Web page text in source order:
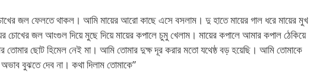
জল ফেলতে থাকল। আমি মায়ের আরো কাছে এসে বসলাম। দু হাতে মায়ের গাল ধরে মায়ের মুখ
চোখের জল আংগুল দিয়ে মুছে দিয়ে মায়ের কপালে চুমু খেলাম। মায়ের কপালে আমার কপাল ঠেকিয়ে
ছোট হিমেল নেই মা। আমি তোমার দুক্ষ দূর করার মতো যথেষ্ঠ বড় হয়েছি। আমি তোমাকে
বুঝতে দেব না। কথা দিলাম তোমাকে”